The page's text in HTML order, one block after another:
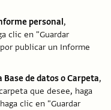
personal,
clic en "Guardar
publicar un Informe
de datos o Carpeta,
que desee, haga
clic en "Guardar